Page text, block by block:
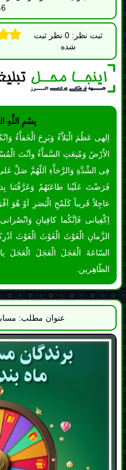
بِسْمِ اللَّهِ
اِلهى عَظُمَ الْبَلاَّءُ وَبَرِحَ الْخَفاَّءُ
الاْرْضُ وَمُنِعَتِ السَّماَّءُ واَنْتَ
فِى الشِّدَّةِ وَالرَّخاَّءِ اَللّهُمَّ صَلِّ
عاجِلاً قَريباً كَلَمْحِ الْبَصَرِ اَوْ هُوَ
اِكْفِيانى فَاِنَّكُما كافِيانِ
الزَّمانِ الْغَوْثَ الْغَوْثَ الْغَوْثَ
السّاعَةَ الْعَجَلَ الْعَجَلَ الْعَجَلَ
الطّاهِرين.
عنوان مطلب: